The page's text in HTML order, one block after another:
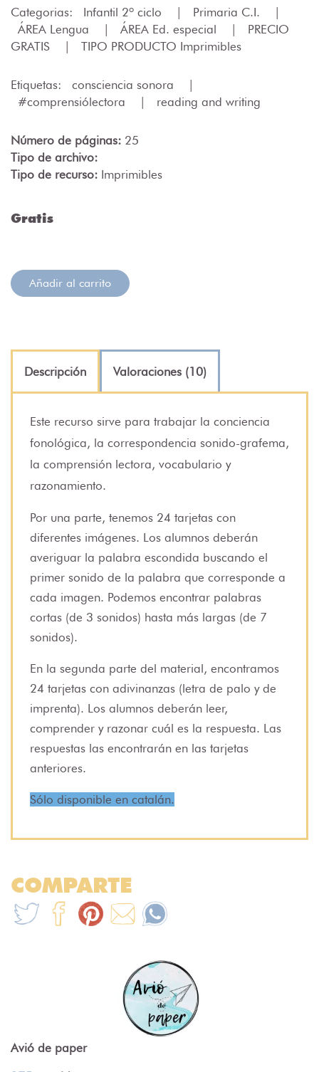
Categorias: Infantil 2º ciclo | Primaria C.I.
|
ÁREA Lengua
| ÁREA Ed. especial |
PRECIO
GRATIS
| TIPO PRODUCTO Imprimibles
Etiquetas: consciencia sonora
|
#comprensiólectora
| reading and writing
Número de páginas: 25
Tipo de archivo:
Tipo de recurso: Imprimibles
Gratis
Añadir al carrito
Descripción Valoraciones (10)
Este recurso sirve para trabajar la conciencia
fonológica, la correspondencia sonido-grafema,
la comprensión lectora, vocabulario y
razonamiento.
Por una parte, tenemos 24 tarjetas con
diferentes imágenes. Los alumnos deberán
averiguar la palabra escondida buscando el
primer sonido de la palabra que corresponde a
cada imagen. Podemos encontrar palabras
cortas (de 3 sonidos) hasta más largas (de 7
sonidos).
En la segunda parte del material, encontramos
24 tarjetas con adivinanzas (letra de palo y de
imprenta). Los alumnos deberán leer,
comprender y razonar cuál es la respuesta. Las
respuestas las encontrarán en las tarjetas
anteriores.
Sólo disponible en catalán.
COMPARTE
Avió de paper